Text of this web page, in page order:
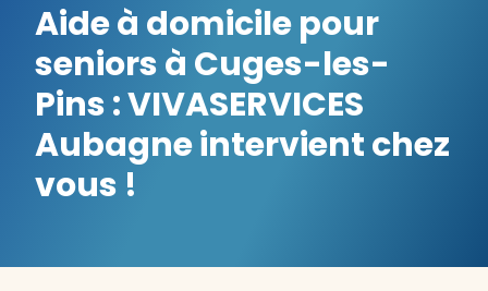
Aide à domicile pour
seniors à Cuges-les-
Pins :VIVASERVICES
Aubagne intervient chez
vous !